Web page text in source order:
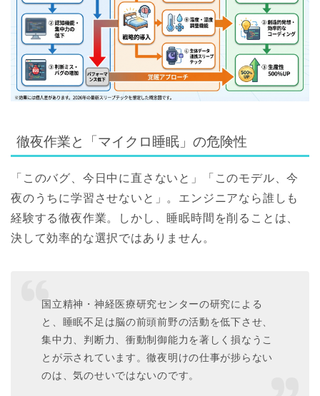
徹夜作業と「マイクロ睡眠」の危険性
「このバグ、今日中に直さないと」「このモデル、今
夜のうちに学習させないと」。エンジニアなら誰しも
経験する徹夜作業。しかし、睡眠時間を削ることは、
決して効率的な選択ではありません。
国立精神・神経医療研究センターの研究による
と、睡眠不足は脳の前頭前野の活動を低下させ、
集中力、判断力、衝動制御能力を著しく損なう こ
とが示されています。徹夜明けの仕事が捗らない
のは、気のせいではないのです。